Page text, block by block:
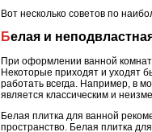
Вот несколько советов по
Белая и
При оформлении ванной
Некоторые приходят и уходят
работать всегда. Например, в
является классическим и
Белая плитка для ванной
пространство. Белая плитка